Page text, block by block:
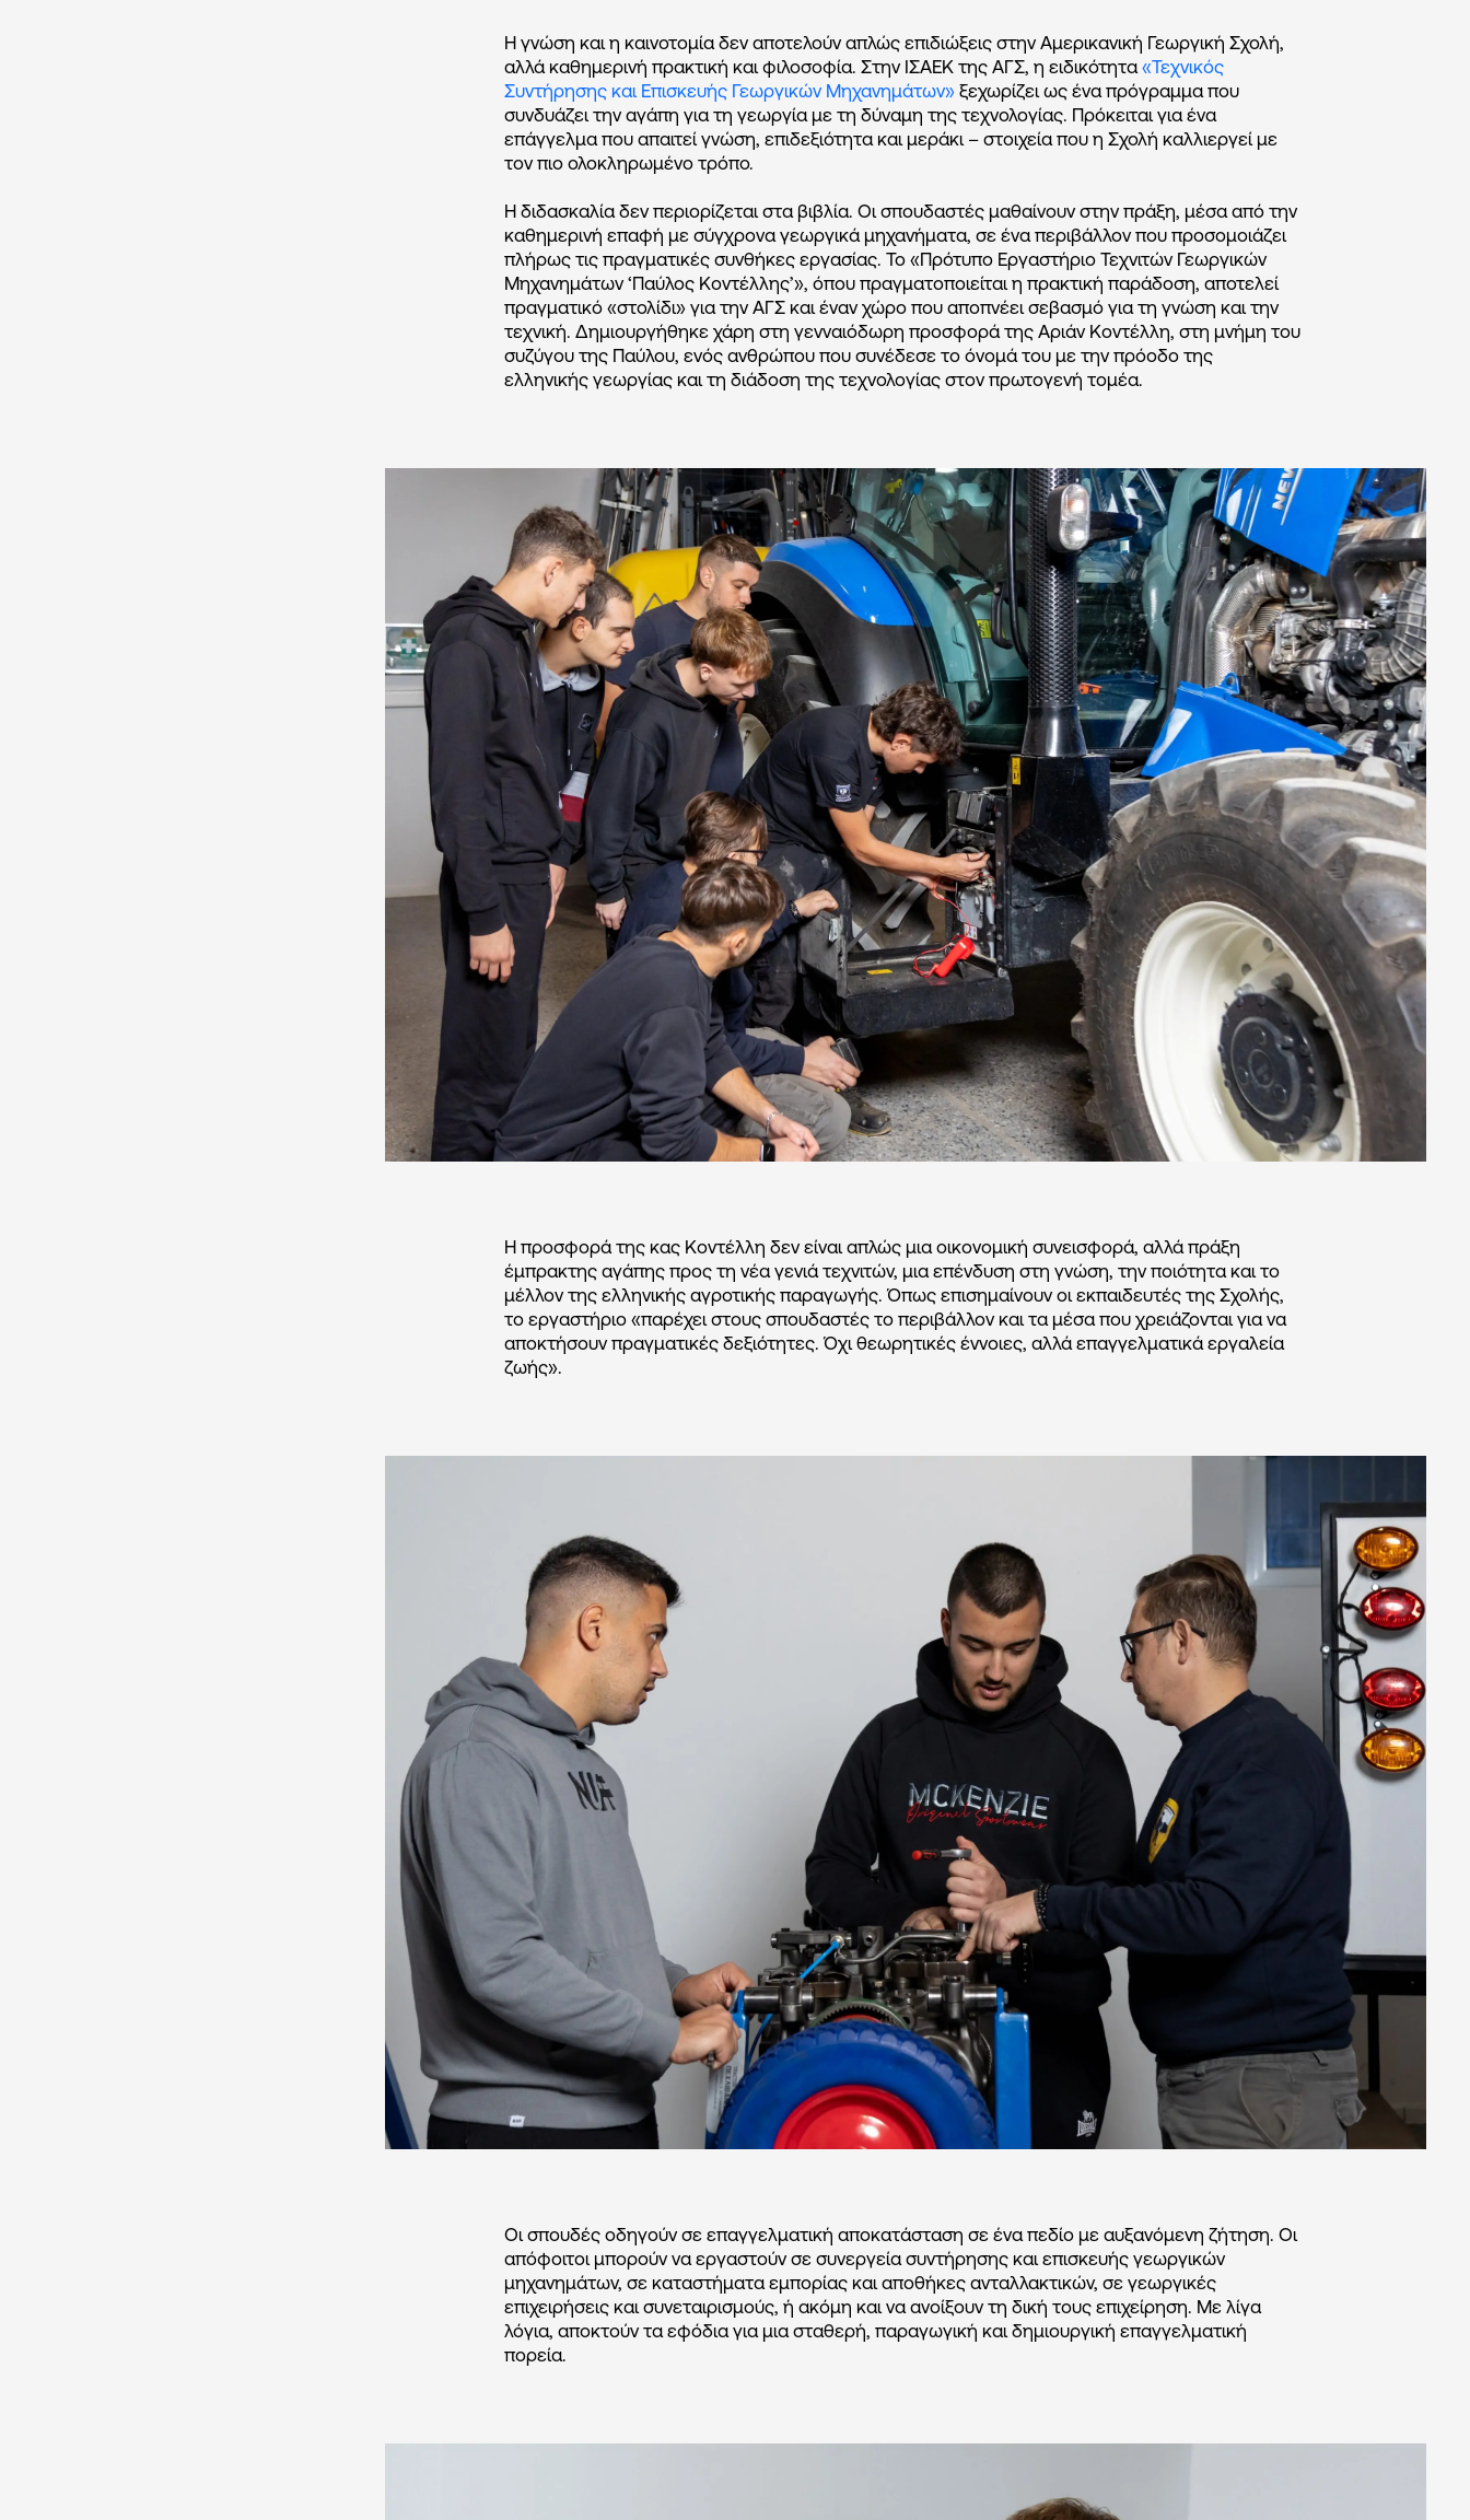
Η γνώση και η καινοτομία δεν αποτελούν απλώς επιδιώξεις στην Αμερικανική Γεωργική Σχολή,
αλλά καθημερινή πρακτική και φιλοσοφία. Στην ΙΣΑΕΚ της ΑΓΣ, η ειδικότητα«Τεχνικός
Συντήρησης και Επισκευής Γεωργικών Μηχανημάτων» ξεχωρίζει ως ένα πρόγραμμα που
συνδυάζει την αγάπη για τη γεωργία με τη δύναμη της τεχνολογίας. Πρόκειται για ένα
επάγγελμα που απαιτεί γνώση, επιδεξιότητα και μεράκι – στοιχεία που η Σχολή καλλιεργεί με
τον πιο ολοκληρωμένο τρόπο.
Η διδασκαλία δεν περιορίζεται στα βιβλία. Οι σπουδαστές μαθαίνουν στην πράξη, μέσα από την
καθημερινή επαφή με σύγχρονα γεωργικά μηχανήματα, σε ένα περιβάλλον που προσομοιάζει
πλήρως τις πραγματικές συνθήκες εργασίας. Το «Πρότυπο Εργαστήριο Τεχνιτών Γεωργικών
Μηχανημάτων ‘Παύλος Κοντέλλης’», όπου πραγματοποιείται η πρακτική παράδοση, αποτελεί
πραγματικό «στολίδι» για την ΑΓΣ και έναν χώρο που αποπνέει σεβασμό για τη γνώση και την
τεχνική. Δημιουργήθηκε χάρη στη γενναιόδωρη προσφορά της Αριάν Κοντέλλη, στη μνήμη του
συζύγου της Παύλου, ενός ανθρώπου που συνέδεσε το όνομά του με την πρόοδο της
ελληνικής γεωργίας και τη διάδοση της τεχνολογίας στον πρωτογενή τομέα.
Η προσφορά της κας Κοντέλλη δεν είναι απλώς μια οικονομική συνεισφορά, αλλά πράξη
έμπρακτης αγάπης προς τη νέα γενιά τεχνιτών, μια επένδυση στη γνώση, την ποιότητα και το
μέλλον της ελληνικής αγροτικής παραγωγής. Όπως επισημαίνουν οι εκπαιδευτές της Σχολής,
το εργαστήριο «παρέχει στους σπουδαστές το περιβάλλον και τα μέσα που χρειάζονται για να
αποκτήσουν πραγματικές δεξιότητες. Όχι θεωρητικές έννοιες, αλλά επαγγελματικά εργαλεία
ζωής».
Οι σπουδές οδηγούν σε επαγγελματική αποκατάσταση σε ένα πεδίο με αυξανόμενη ζήτηση. Οι
απόφοιτοι μπορούν να εργαστούν σε συνεργεία συντήρησης και επισκευής γεωργικών
μηχανημάτων, σε καταστήματα εμπορίας και αποθήκες ανταλλακτικών, σε γεωργικές
επιχειρήσεις και συνεταιρισμούς, ή ακόμη και να ανοίξουν τη δική τους επιχείρηση. Με λίγα
λόγια, αποκτούν τα εφόδια για μια σταθερή, παραγωγική και δημιουργική επαγγελματική
πορεία.